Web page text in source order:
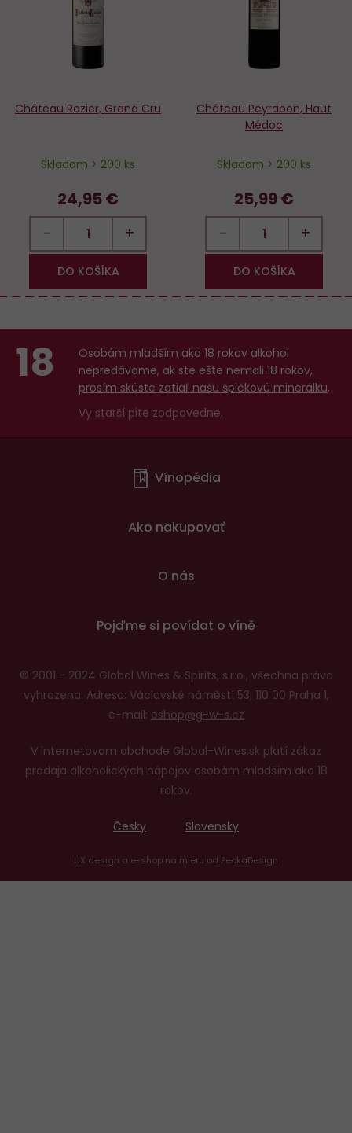
Château Rozier, Grand Cru
Skladom > 200 ks
24,95 €
− +
DO KOŠÍKA
Château Peyrabon, Haut
Médoc
Skladom > 200 ks
25,99 €
− +
DO KOŠÍKA
18
Osobám mladším ako 18 rokov alkohol
nepredávame, ak ste ešte nemali 18 rokov,
prosím skúste zatiaľ našu špičkovú minerálku.
Vy starší pite zodpovedne.
Vínopédia
Ako nakupovať
O nás
Pojďme si povídat o víně
© 2001 - 2024 Global Wines & Spirits, s.r.o., všechna práva
vyhrazena. Adresa: Václavské náměstí 53, 110 00 Praha 1,
e-mail: eshop@g-w-s.cz
V internetovom obchode Global-Wines.sk platí zákaz
predaja alkoholických nápojov osobám mladším ako 18
rokov.
Česky Slovensky
UX design a e-shop na mieru od PeckaDesign